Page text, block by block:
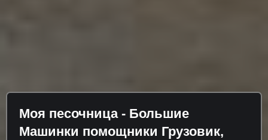
Моя песочница - Большие
Машинки помощники Грузовик,